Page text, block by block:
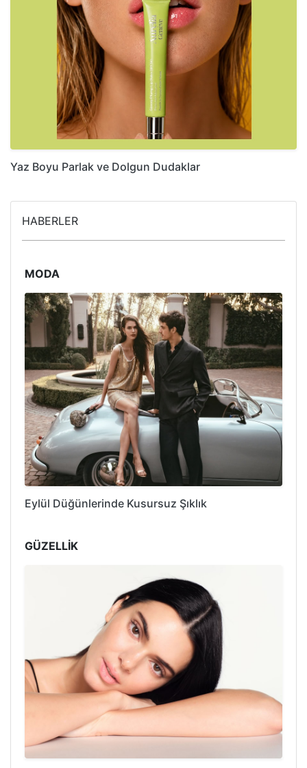
Yaz Boyu Parlak ve Dolgun Dudaklar
HABERLER
MODA
Eylül Düğünlerinde Kusursuz Şıklık
GÜZELLİK